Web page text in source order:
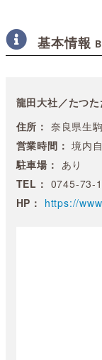
基本情報
龍田大社／たつ
住所： 奈良県生
営業時間： 境内
駐車場： あり
TEL： 0745-73-
HP： https://